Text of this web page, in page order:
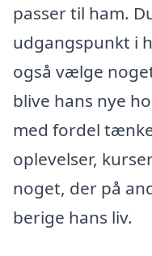
passer til ham.
udgangspunkt i
også vælge
blive hans nye
med fordel
oplevelser,
noget, der på
berige hans liv.